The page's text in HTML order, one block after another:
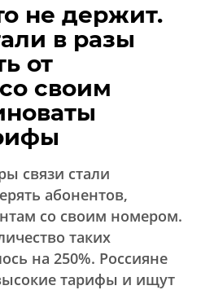
не держит.
в разы
от
своим
связи стали
абонентов,
со своим номером.
таких
на 250%. Россияне
тарифы и ищут